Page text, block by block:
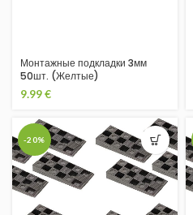
Монтажные подкладки 3мм
50шт. (Желтые)
9.99€
-20%